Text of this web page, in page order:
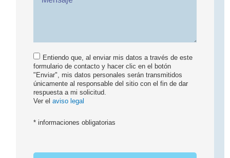
Entiendo que, al enviar mis datos a través de este
formulario de contacto y hacer clic en el botón
"Enviar", mis datos personales serán transmitidos
únicamente al responsable del sitio con el fin de dar
respuesta a mi solicitud.
Ver elaviso legal
* informaciones obligatorias